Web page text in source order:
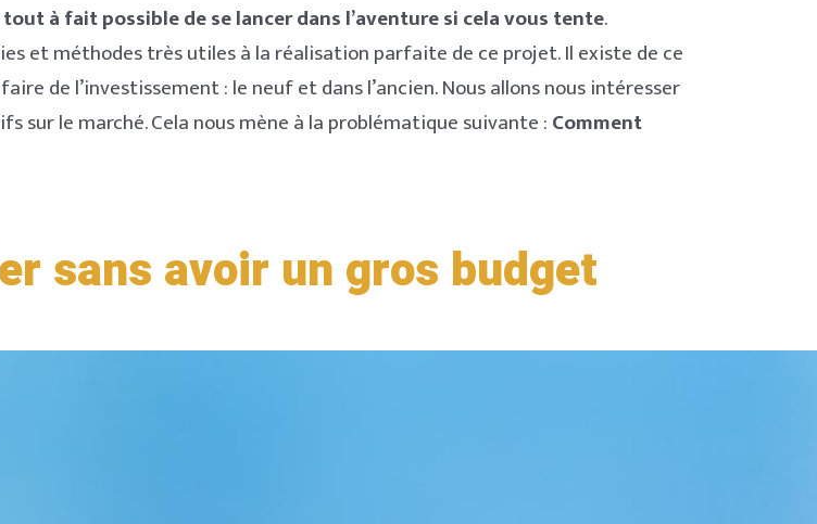
à fait possible de se lancer dans l’aventure si cela vous tente.
et méthodes très utiles à la réalisation parfaite de ce projet. Il existe de ce
de l’investissement : le neuf et dans l’ancien. Nous allons nous intéresser
sur le marché. Cela nous mène à la problématique suivante :Comment
sans avoir un gros budget